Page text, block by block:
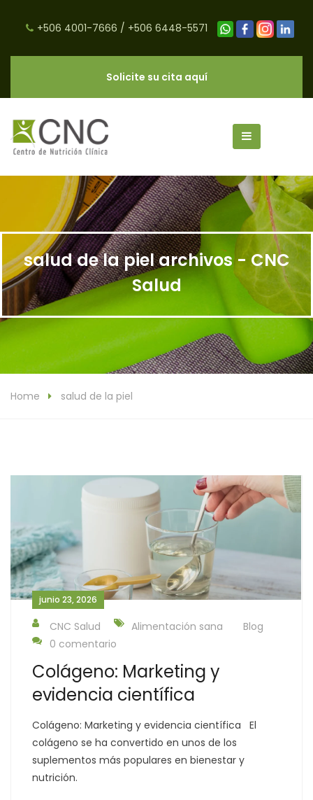
+506 4001-7666 / +506 6448-5571
Solicite su cita aquí
salud de la piel archivos - CNC
Salud
Home salud de la piel
junio 23, 2026
CNC Salud Alimentación sana
Blog
0 comentario
Colágeno: Marketing y
evidencia científica
Colágeno: Marketing y evidencia científica El
colágeno se ha convertido en unos de los
suplementos más populares en bienestar y
nutrición.